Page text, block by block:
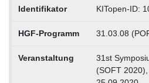
Identifikator KITopen-ID:
HGF-Programm 31.03.08
Veranstaltung
31st
(SOFT